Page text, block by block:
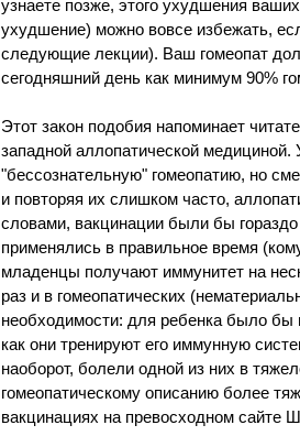
узнаете позже, этого ухудшения
ухудшение) можно вовсе избежать,
следующие лекции). Ваш гомеопат
сегодняшний день как минимум 90%
Этот закон подобия напоминает
западной аллопатической медициной.
"бессознательную" гомеопатию, но
и повторяя их слишком часто,
словами, вакцинации были бы
применялись в правильное время
младенцы получают иммунитет на
раз и в гомеопатических
необходимости: для ребенка было бы
как они тренируют его иммунную
наоборот, болели одной из них в
гомеопатическому описанию более
вакцинациях на превосходном сайте